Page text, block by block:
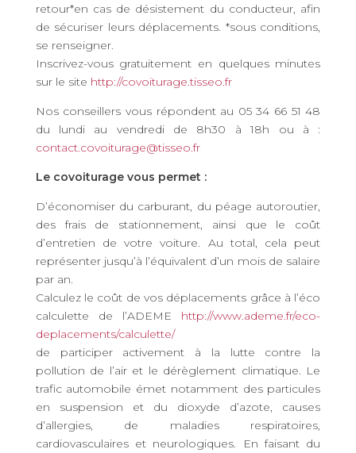
retour*en cas de désistement du conducteur, afin
de sécuriser leurs déplacements. *sous conditions,
se renseigner.
Inscrivez-vous gratuitement en quelques minutes
sur le site http://covoiturage.tisseo.fr
Nos conseillers vous répondent au 05 34 66 51 48
du lundi au vendredi de 8h30 à 18h ou à :
contact.covoiturage@tisseo.fr
Le covoiturage vous permet :
D’économiser du carburant, du péage autoroutier,
des frais de stationnement, ainsi que le coût
d’entretien de votre voiture. Au total, cela peut
représenter jusqu’à l’équivalent d’un mois de salaire
par an.
Calculez le coût de vos déplacements grâce à l’éco
calculette de l’ADEME http://www.ademe.fr/eco-
deplacements/calculette/
de participer activement à la lutte contre la
pollution de l’air et le dérèglement climatique. Le
trafic automobile émet notamment des particules
en suspension et du dioxyde d’azote, causes
d’allergies, de maladies respiratoires,
cardiovasculaires et neurologiques. En faisant du